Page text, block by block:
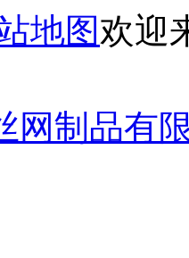
地图欢迎